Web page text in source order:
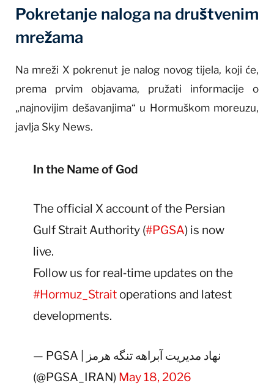
Pokretanje naloga na društvenim
mrežama
Na mreži X pokrenut je nalog novog tijela, koji će,
prema prvim objavama, pružati informacije o
„najnovijim dešavanjima“ u Hormuškom moreuzu,
javlja Sky News.
In the Name of God
The official X account of the Persian
Gulf Strait Authority (#PGSA) is now
live.
Follow us for real‑time updates on the
#Hormuz_Straitoperations and latest
developments.
— PGSA | نهاد مدیریت آبراهه تنگه هرمز
(@PGSA_IRAN) May 18, 2026